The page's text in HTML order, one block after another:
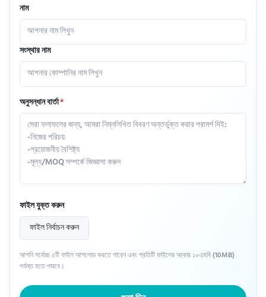
নাম
সংস্থার নাম
অনুসন্ধান বার্তা*
ফাইল যুক্ত করুন
ফাইল নির্বাচন করুন
আপনি সর্বোচ্চ ৫টি ফাইল আপলোড করতে পারেন এবং প্রতিটি ফাইলের আকার ১০এমবি (10MB)
পর্যন্ত হতে পারবে।